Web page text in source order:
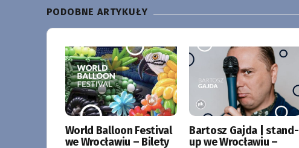
PODOBNE ARTYKUŁY
World Balloon Festival
we Wrocławiu – Bilety
Bartosz Gajda | stand-
up we Wrocławiu –